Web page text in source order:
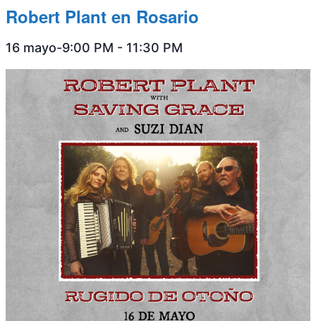
Robert Plant en Rosario
16 mayo-9:00 PM - 11:30 PM